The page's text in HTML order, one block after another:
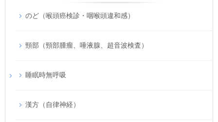
のど（喉頭癌検診・咽喉頭違和感）
頸部（頸部腫瘤、唾液腺、超音波検査）
睡眠時無呼吸
漢方（自律神経）